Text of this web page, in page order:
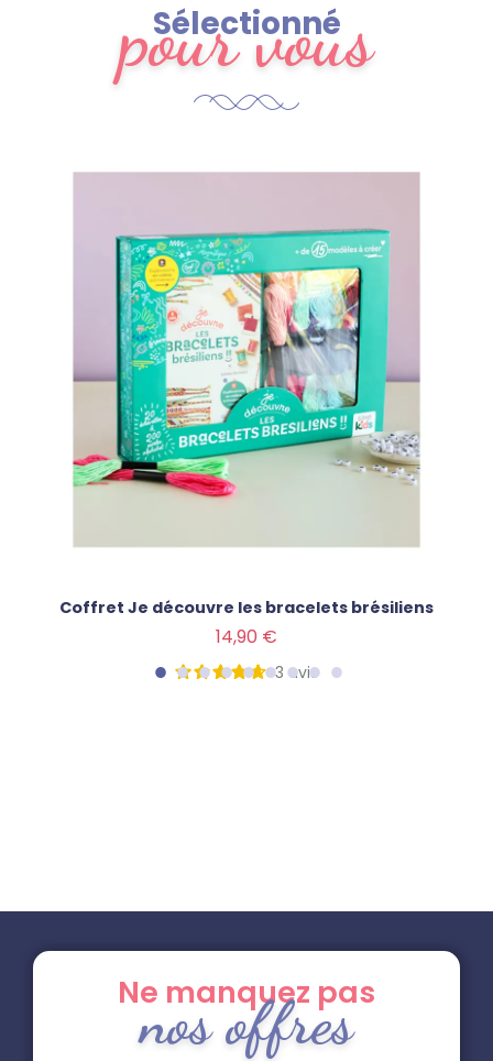
Sélectionné
pour vous
Coffret Je découvre les bracelets brésiliens
14,90 €
3avis
Ne manquez pas
nos offres